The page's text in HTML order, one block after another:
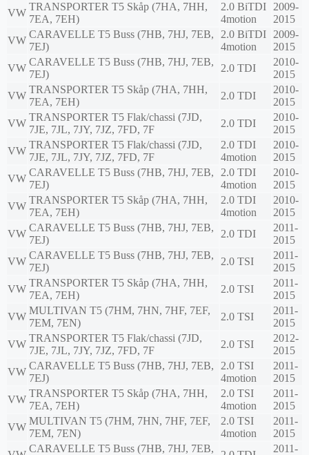
VW
TRANSPORTER T5 Skåp (7HA, 7HH,
7EA, 7EH)
2.0 BiTDI
4motion
2009-
2015
VW
CARAVELLE T5 Buss (7HB, 7HJ, 7EB,
7EJ)
2.0 BiTDI
4motion
2009-
2015
VW
CARAVELLE T5 Buss (7HB, 7HJ, 7EB,
7EJ)
2.0 TDI
2010-
2015
VW
TRANSPORTER T5 Skåp (7HA, 7HH,
7EA, 7EH)
2.0 TDI
2010-
2015
VW
TRANSPORTER T5 Flak/chassi (7JD,
7JE, 7JL, 7JY, 7JZ, 7FD, 7F
2.0 TDI
2010-
2015
VW
TRANSPORTER T5 Flak/chassi (7JD,
7JE, 7JL, 7JY, 7JZ, 7FD, 7F
2.0 TDI
4motion
2010-
2015
VW
CARAVELLE T5 Buss (7HB, 7HJ, 7EB,
7EJ)
2.0 TDI
4motion
2010-
2015
VW
TRANSPORTER T5 Skåp (7HA, 7HH,
7EA, 7EH)
2.0 TDI
4motion
2010-
2015
VW
CARAVELLE T5 Buss (7HB, 7HJ, 7EB,
7EJ)
2.0 TDI
2011-
2015
VW
CARAVELLE T5 Buss (7HB, 7HJ, 7EB,
7EJ)
2.0 TSI
2011-
2015
VW
TRANSPORTER T5 Skåp (7HA, 7HH,
7EA, 7EH)
2.0 TSI
2011-
2015
VW
MULTIVAN T5 (7HM, 7HN, 7HF, 7EF,
7EM, 7EN)
2.0 TSI
2011-
2015
VW
TRANSPORTER T5 Flak/chassi (7JD,
7JE, 7JL, 7JY, 7JZ, 7FD, 7F
2.0 TSI
2012-
2015
VW
CARAVELLE T5 Buss (7HB, 7HJ, 7EB,
7EJ)
2.0 TSI
4motion
2011-
2015
VW
TRANSPORTER T5 Skåp (7HA, 7HH,
7EA, 7EH)
2.0 TSI
4motion
2011-
2015
VW
MULTIVAN T5 (7HM, 7HN, 7HF, 7EF,
7EM, 7EN)
2.0 TSI
4motion
2011-
2015
CARAVELLE T5 Buss (7HB, 7HJ, 7EB, 2011-